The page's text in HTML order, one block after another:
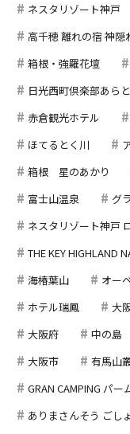
ネスタリゾート神戸
高千穂 離れの宿 神隠
箱根・強羅花壇
日光西町倶楽部あら
赤倉観光ホテル
ほてるとく川
箱根 星のあかり
富士山温泉
グ
ネスタリゾート神戸
THE KEY HIGHLAND
海椿葉山
オー
ホテル瑞鳳
大
大阪府
中の島
大阪市
有馬山
GRAN CAMPING パ
ありまさんそう ごし